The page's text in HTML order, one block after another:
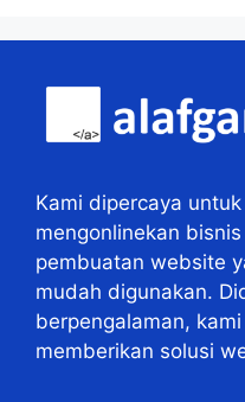
Kami dipercaya
mengonlinekan
pembuatan website
mudah digunakan.
berpengalaman,
memberikan solusi